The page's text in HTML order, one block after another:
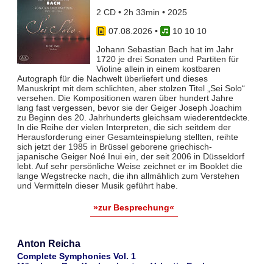
2 CD • 2h 33min • 2025
07.08.2026 •
10 10 10
Johann Sebastian Bach hat im Jahr
1720 je drei Sonaten und Partiten für
Violine allein in einem kostbaren
Autograph für die Nachwelt überliefert und dieses
Manuskript mit dem schlichten, aber stolzen Titel „Sei Solo“
versehen. Die Kompositionen waren über hundert Jahre
lang fast vergessen, bevor sie der Geiger Joseph Joachim
zu Beginn des 20. Jahrhunderts gleichsam wiederentdeckte.
In die Reihe der vielen Interpreten, die sich seitdem der
Herausforderung einer Gesamteinspielung stellten, reihte
sich jetzt der 1985 in Brüssel geborene griechisch-
japanische Geiger Noé Inui ein, der seit 2006 in Düsseldorf
lebt. Auf sehr persönliche Weise zeichnet er im Booklet die
lange Wegstrecke nach, die ihn allmählich zum Verstehen
und Vermitteln dieser Musik geführt habe.
»zur Besprechung«
Anton Reicha
Complete Symphonies Vol. 1